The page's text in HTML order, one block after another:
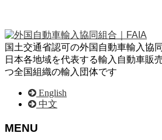
国土交通省認可の外国自動車輸入協
日本各地域を代表する輸入自動車販
つ全国組織の輸入団体です
English
中文
MENU